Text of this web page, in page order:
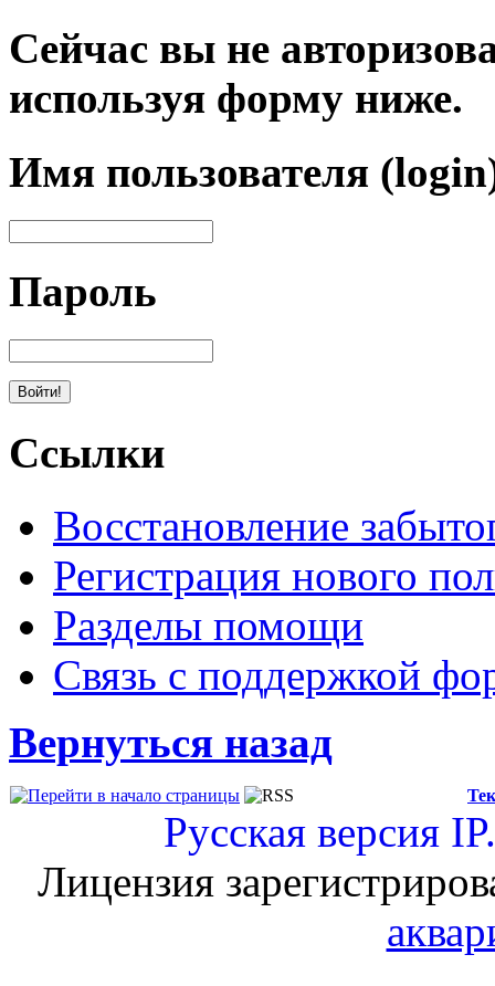
Сейчас вы не
используя форму ниже.
Имя пользователя
Пароль
Ссылки
Восстановление
Регистрация нового
Разделы помощи
Связь с поддержкой
Вернуться назад
Русская версия
Лицензия